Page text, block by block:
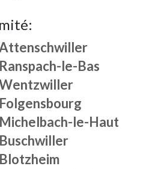
Ranspach-le-Bas
Folgensbourg
Michelbach-le-Haut
Buschwiller
Blotzheim